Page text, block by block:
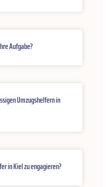
Aufgabe?
Umzugshelfern in
in Kiel zu engagieren?